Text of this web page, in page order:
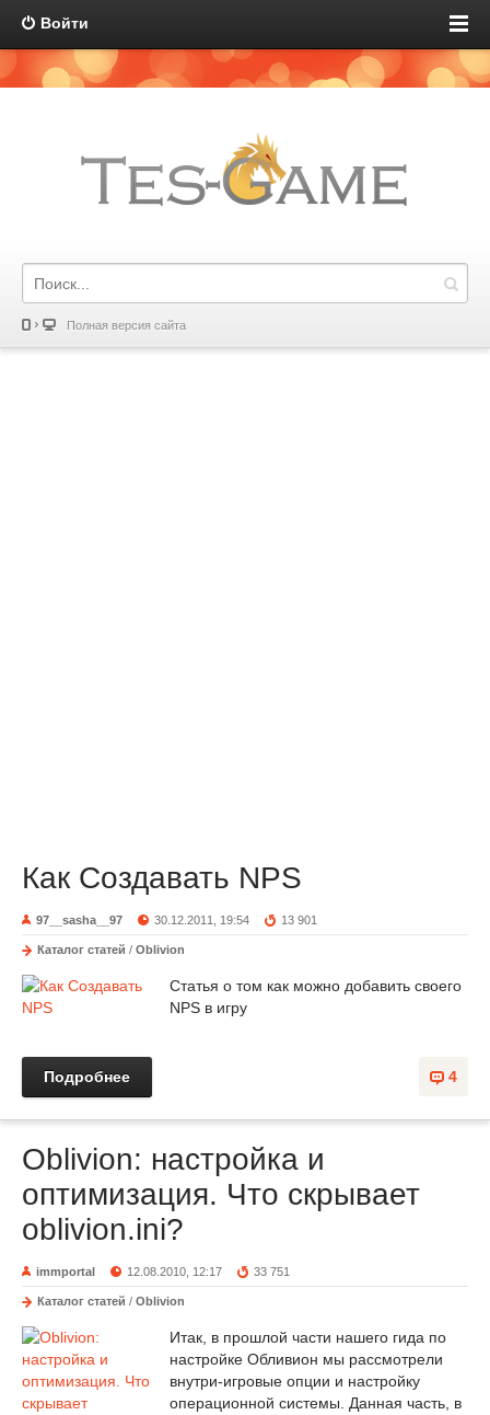
Войти
Полная версия сайта
Как Создавать NPS
97__sasha__97 30.12.2011, 19:54 13 901
Каталог статей / Oblivion
Статья о том как можно добавить своего
NPS в игру
4
Подробнее
Oblivion: настройка и
оптимизация. Что скрывает
oblivion.ini?
immportal 12.08.2010, 12:17 33 751
Каталог статей / Oblivion
Итак, в прошлой части нашего гида по
настройке Обливион мы рассмотрели
внутри-игровые опции и настройку
операционной системы. Данная часть, в